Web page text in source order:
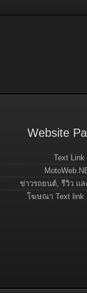
Website
Text Link
ข่าวรถยนต์, รีวิว แ
โฆษณา Text